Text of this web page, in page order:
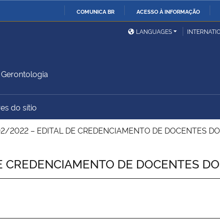
COMUNICA BR ACESSO À INFORMAÇÃO
Ministério da Defesa
Ministério das Relações
Exteriores
Ministério do
Desenvolvimento Regional
União
Advocacia-Geral da União Banco Central do Brasil
LANGUAGES
do sítio
2022 – EDITAL DE CREDENCIAMENTO DE DOCENTES
DE DOCENTES